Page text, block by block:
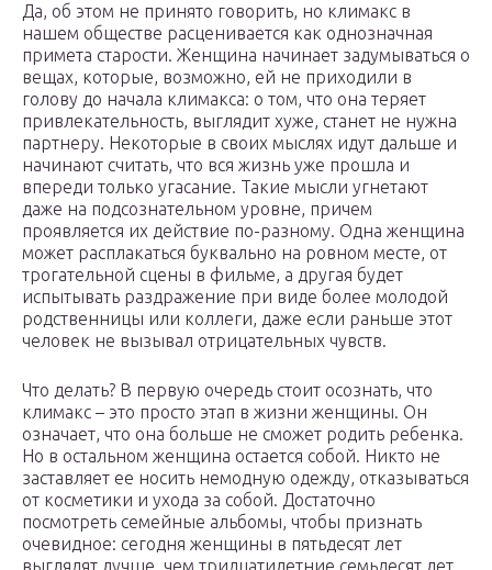
Да, об этом не принято говорить, но климакс в
нашем обществе расценивается как однозначная
примета старости. Женщина начинает задумываться о
вещах, которые, возможно, ей не приходили в
голову до начала климакса: о том, что она теряет
привлекательность, выглядит хуже, станет не нужна
партнеру. Некоторые в своих мыслях идут дальше и
начинают считать, что вся жизнь уже прошла и
впереди только угасание. Такие мысли угнетают
даже на подсознательном уровне, причем
проявляется их действие по-разному. Одна женщина
может расплакаться буквально на ровном месте, от
трогательной сцены в фильме, а другая будет
испытывать раздражение при виде более молодой
родственницы или коллеги, даже если раньше этот
человек не вызывал отрицательных чувств.
Что делать? В первую очередь стоит осознать, что
климакс – это просто этап в жизни женщины. Он
означает, что она больше не сможет родить ребенка.
Но в остальном женщина остается собой. Никто не
заставляет ее носить немодную одежду, отказываться
от косметики и ухода за собой. Достаточно
посмотреть семейные альбомы, чтобы признать
очевидное: сегодня женщины в пятьдесят лет
выглядят лучше, чем тридцатилетние семьдесят лет